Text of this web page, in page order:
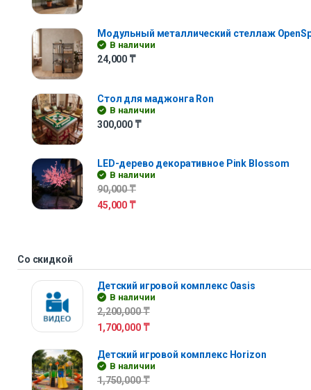
Модульный металлический стеллаж
В наличии
24,000 ₸
Стол для маджонга Ron
В наличии
300,000 ₸
LED-дерево декоративное Pink Blossom
В наличии
90,000₸
45,000 ₸
Со скидкой
Детский игровой комплекс Oasis
В наличии
2,200,000₸
1,700,000 ₸
Детский игровой комплекс Horizon
В наличии
1,750,000₸